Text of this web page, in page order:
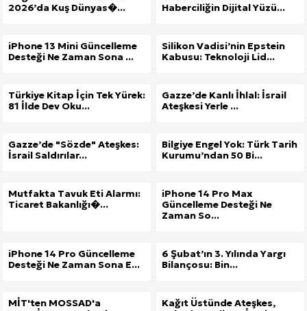
2026’da Kuş Dünyas�...
Haberciliğin Dijital Yüzü...
iPhone 13 Mini Güncelleme
Desteği Ne Zaman Sona ...
Silikon Vadisi’nin Epstein
Kabusu: Teknoloji Lid...
Türkiye Kitap İçin Tek Yürek:
81 İlde Dev Oku...
Gazze’de Kanlı İhlal: İsrail
Ateşkesi Yerle ...
Gazze’de "Sözde" Ateşkes:
İsrail Saldırılar...
Bilgiye Engel Yok: Türk Tarih
Kurumu’ndan 50 Bi...
Mutfakta Tavuk Eti Alarmı:
Ticaret Bakanlığı�...
iPhone 14 Pro Max
Güncelleme Desteği Ne
Zaman So...
iPhone 14 Pro Güncelleme
Desteği Ne Zaman Sona E...
6 Şubat’ın 3. Yılında Yargı
Bilançosu: Bin...
MİT'ten MOSSAD'a
Kağıt Üstünde Ateşkes,